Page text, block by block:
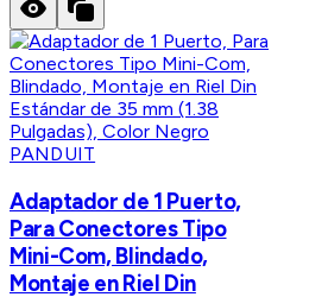
PANDUIT
Adaptador de 1 Puerto,
Para Conectores Tipo
Mini-Com, Blindado,
Montaje en Riel Din